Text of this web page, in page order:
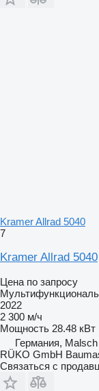
Kramer Allrad 5040
7
Kramer Allrad 5040
Цена по запросу
2022
2 300 м/ч
Мощность 28.48 кВт
Германия, Malsch
RÜKO GmbH
Связаться с